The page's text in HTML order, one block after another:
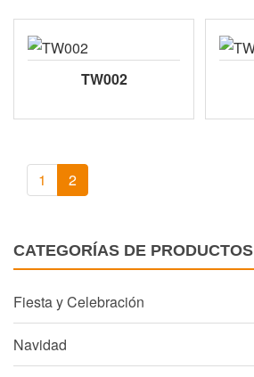
TW002
1 2
CATEGORÍAS DE PRODUCTOS
Fiesta y Celebración
Navidad